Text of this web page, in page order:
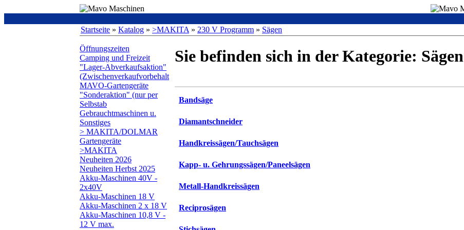
Startseite » Katalog » >MAKITA » 230 V Programm » Sägen
Öffnungszeiten
Camping und Freizeit
"Lager-Abverkaufsaktion"
(Zwischenverkaufvorbehalt
MAVO-Gartengeräte
"Sonderaktion" (nur per
Selbstab
Gebrauchtmaschinen u.
Sonstiges
> MAKITA/DOLMAR
Gartengeräte
>MAKITA
Neuheiten 2026
Neuheiten Herbst 2025
Akku-Maschinen 40V -
2x40V
Akku-Maschinen 18 V
Akku-Maschinen 2 x 18 V
Akku-Maschinen 10,8 V -
12 V max.
Sie befinden sich in der Kategorie: Sägen
Bandsäge
Diamantschneider
Handkreissägen/Tauchsägen
Kapp- u. Gehrungssägen/Paneelsägen
Metall-Handkreissägen
Reciprosägen